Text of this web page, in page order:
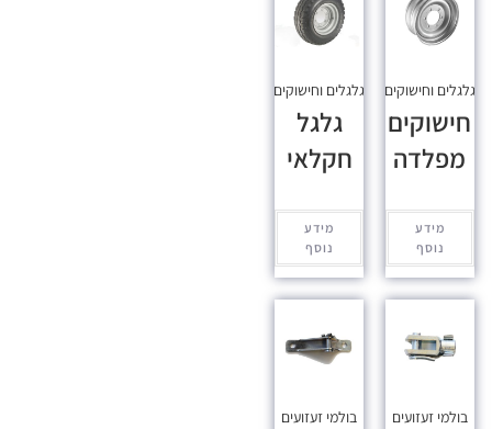
גלגלים וחישוקים
חישוקים
מפלדה
מידע
נוסף
גלגלים וחישוקים
גלגל
חקלאי
מידע
נוסף
בולמי זעזועים
בולמי זעזועים